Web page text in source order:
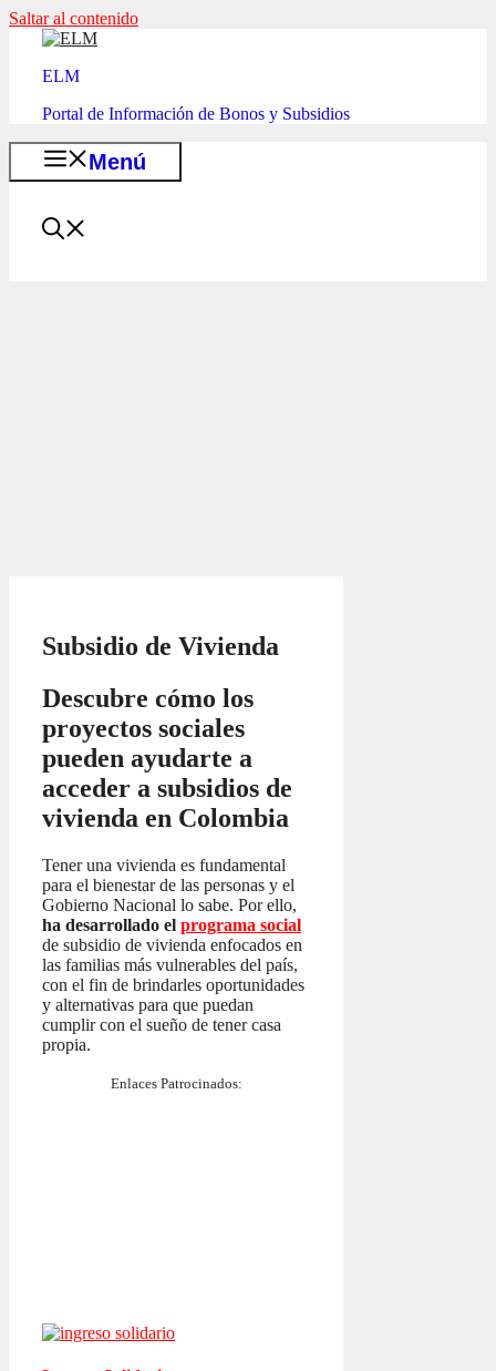
Saltar al contenido
ELM
Portal de Información de Bonos y Subsidios
Menú
Subsidio de Vivienda
Descubre cómo los
proyectos sociales
pueden ayudarte a
acceder a subsidios de
vivienda en Colombia
Tener una vivienda es fundamental
para el bienestar de las personas y el
Gobierno Nacional lo sabe. Por ello,
ha desarrollado el programa social
de subsidio de vivienda enfocados en
las familias más vulnerables del país,
con el fin de brindarles oportunidades
y alternativas para que puedan
cumplir con el sueño de tener casa
propia.
Enlaces Patrocinados: